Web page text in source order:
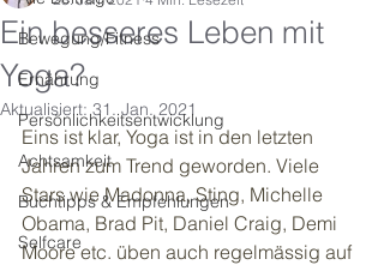
Bewegung/Fitness
Ernährung
Persönlichkeitsentwicklung
Achtsamkeit
Buchtipps & Empfehlungen
Selfcare
Ein besseres Leben mit
Yoga?
Aktualisiert:31. Jan. 2021
Eins ist klar, Yoga ist in den letzten
Jahren zum Trend geworden. Viele
Stars wie Madonna, Sting, Michelle
Obama, Brad Pit, Daniel Craig, Demi
Moore etc. üben auch regelmässig auf